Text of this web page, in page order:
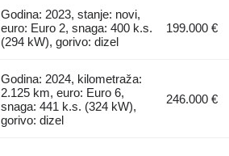
Godina: 2023, stanje: novi,
euro: Euro 2, snaga: 400 k.s.
(294 kW), gorivo: dizel
199.000 €
Godina: 2024, kilometraža:
2.125 km, euro: Euro 6,
snaga: 441 k.s. (324 kW),
gorivo: dizel
246.000 €